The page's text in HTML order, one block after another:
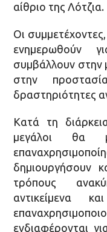
αίθριο της Λότζια.
Οι
ενημερωθούν
συμβάλλουν στην
στην
δραστηριότητες
Κατά τη
μεγάλοι θα
δημιουργήσουν
τρόπους
ενδιαφέρονται